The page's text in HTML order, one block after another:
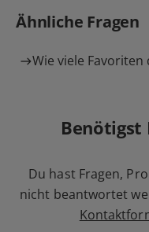
Ähnliche Fragen
Wie viele Favoriten
Benötigst
Du hast Fragen,
nicht beantwortet